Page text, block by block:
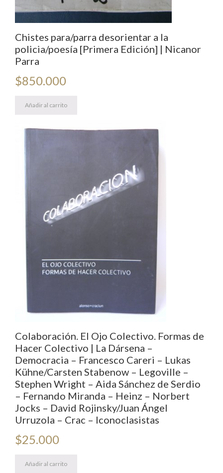
Chistes para/parra desorientar a la
policia/poesía [Primera Edición] | Nicanor
Parra
$850.000
Añadir al carrito
Colaboración. El Ojo Colectivo. Formas de
Hacer Colectivo | La Dársena –
Democracia – Francesco Careri – Lukas
Kühne/Carsten Stabenow – Legoville –
Stephen Wright – Aida Sánchez de Serdio
– Fernando Miranda – Heinz – Norbert
Jocks – David Rojinsky/Juan Ángel
Urruzola – Crac – Iconoclasistas
$25.000
Añadir al carrito